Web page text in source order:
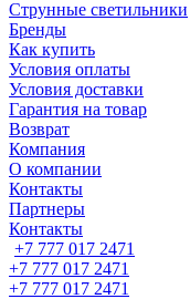
Струнные светильники
Бренды
Как купить
Условия оплаты
Условия доставки
Гарантия на товар
Возврат
Компания
О компании
Контакты
Партнеры
Контакты
+7 777 017 2471
+7 777 017 2471
+7 777 017 2471